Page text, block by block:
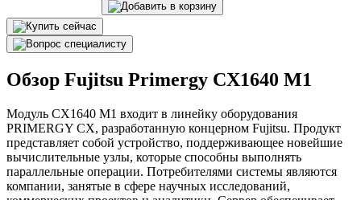
Обзор Fujitsu Primergy CX1640 M1
Модуль CX1640 M1 входит в линейку оборудования
PRIMERGY CX, разработанную концерном Fujitsu. Продукт
представляет собой устройство, поддерживающее новейшие
вычислительные узлы, которые способны выполнять
параллельные операции. Потребителями системы являются
компании, занятые в сфере научных исследований,